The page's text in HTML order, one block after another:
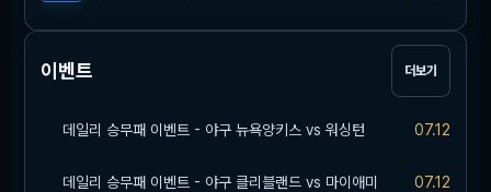
이벤트 더보기
데일리 승무패 이벤트 - 야구 뉴욕양키스 vs 워싱턴 07.12
데일리 승무패 이벤트 - 야구 클리블랜드 vs 마이애미 07.12